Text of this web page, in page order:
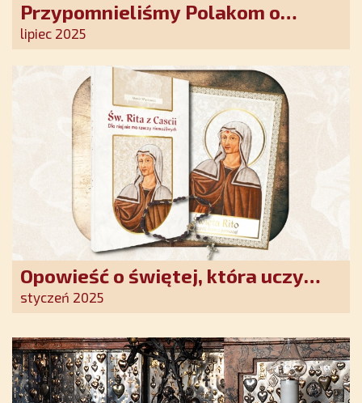
Przypomnieliśmy Polakom o
obecności Anioła Stróża!
lipiec 2025
Opowieść o świętej, która uczy
szczerego oddania się Bogu.
nadziei w XXI wieku
styczeń 2025